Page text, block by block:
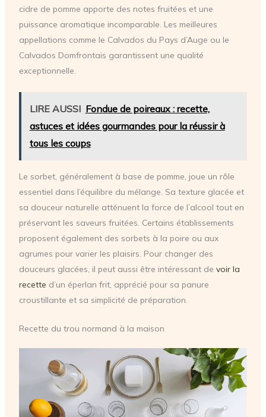
cidre de pomme apporte des notes fruitées et une
puissance aromatique incomparable. Les meilleures
appellations comme le Calvados du Pays d’Auge ou le
Calvados Domfrontais garantissent une qualité
exceptionnelle.
LIRE AUSSI Fondue de poireaux : recette,
astuces et idées gourmandes pour la réussir à
tous les coups
Le sorbet, généralement à base de pomme, joue un rôle
essentiel dans l’équilibre du mélange. Sa texture glacée et
sa douceur naturelle atténuent la force de l’alcool tout en
préservant les saveurs fruitées. Certains établissements
proposent également des sorbets à la poire ou aux
agrumes pour varier les plaisirs. Pour changer des
douceurs glacées, il peut aussi être intéressant de voir la
recette d’un éperlan frit, apprécié pour sa panure
croustillante et sa simplicité de préparation.
Recette du trou normand à la maison